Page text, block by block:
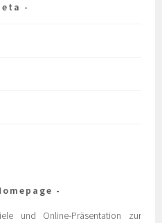
und Online-Präsentation zur